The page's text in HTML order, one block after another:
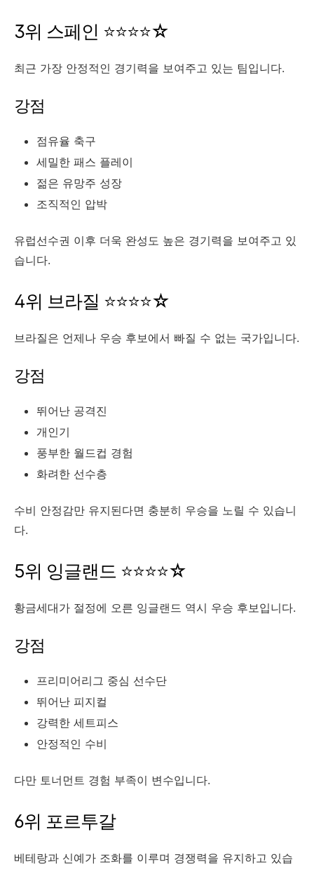
3위 스페인 ⭐⭐⭐⭐☆
최근 가장 안정적인 경기력을 보여주고 있는 팀입니다.
강점
점유율 축구
세밀한 패스 플레이
젊은 유망주 성장
조직적인 압박
유럽선수권 이후 더욱 완성도 높은 경기력을 보여주고 있
습니다.
4위 브라질 ⭐⭐⭐⭐☆
브라질은 언제나 우승 후보에서 빠질 수 없는 국가입니다.
강점
뛰어난 공격진
개인기
풍부한 월드컵 경험
화려한 선수층
수비 안정감만 유지된다면 충분히 우승을 노릴 수 있습니
다.
5위 잉글랜드 ⭐⭐⭐⭐☆
황금세대가 절정에 오른 잉글랜드 역시 우승 후보입니다.
강점
프리미어리그 중심 선수단
뛰어난 피지컬
강력한 세트피스
안정적인 수비
다만 토너먼트 경험 부족이 변수입니다.
6위 포르투갈
베테랑과 신예가 조화를 이루며 경쟁력을 유지하고 있습